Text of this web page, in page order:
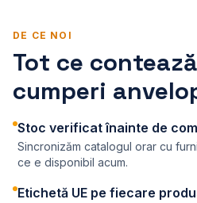
DE CE NOI
Tot ce
cumperi
Stoc verificat înainte de
Sincronizăm catalogul orar cu
ce e disponibil acum.
Etichetă UE pe fiecare